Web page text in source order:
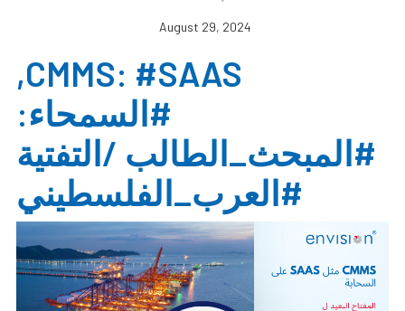
August 29, 2024
CMMS: #SAAS,
#السمحاء:
#المبحث_الطالب /التفتية
#العرب_الفلسطيني